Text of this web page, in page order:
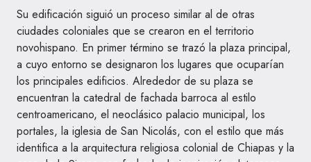
Su edificación siguió un proceso similar al de otras
ciudades coloniales que se crearon en el territorio
novohispano. En primer término se trazó la plaza principal,
a cuyo entorno se designaron los lugares que ocuparían
los principales edificios. Alrededor de su plaza se
encuentran la catedral de fachada barroca al estilo
centroamericano, el neoclásico palacio municipal, los
portales, la iglesia de San Nicolás, con el estilo que más
identifica a la arquitectura religiosa colonial de Chiapas y la